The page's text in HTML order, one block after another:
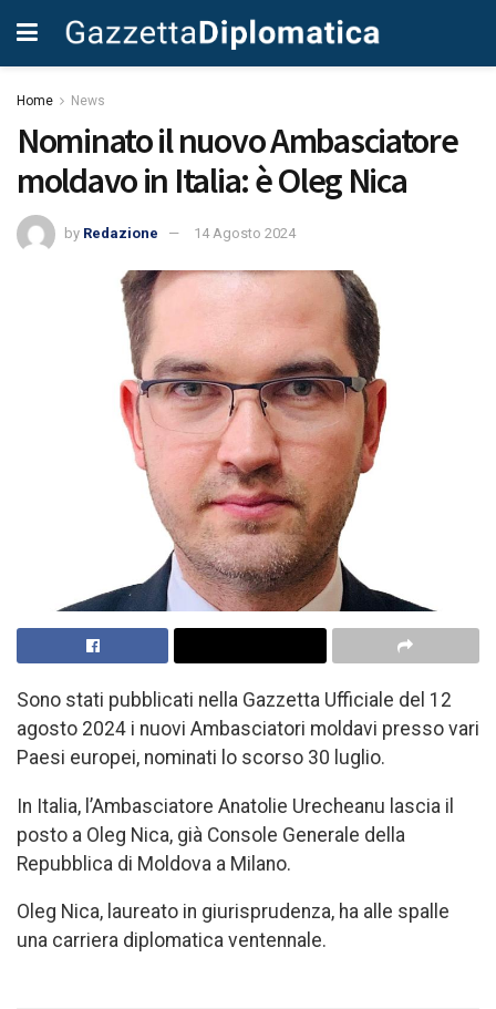
Home News
Nominato il nuovo Ambasciatore
moldavo in Italia: è Oleg Nica
by Redazione 14 Agosto 2024
Sono stati pubblicati nella Gazzetta Ufficiale del 12
agosto 2024 i nuovi Ambasciatori moldavi presso vari
Paesi europei, nominati lo scorso 30 luglio.
In Italia, l’Ambasciatore Anatolie Urecheanu lascia il
posto a Oleg Nica, già Console Generale della
Repubblica di Moldova a Milano.
Oleg Nica, laureato in giurisprudenza, ha alle spalle
una carriera diplomatica ventennale.